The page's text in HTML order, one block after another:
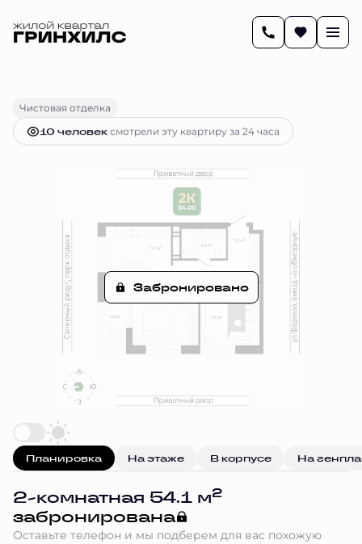
Чистовая отделка
10 человексмотрели эту квартиру за 24 часа
Забронировано
Планировка На этаже В корпусе На
2-комнатная 54.1 м2
забронирована
Оставьте телефон и мы подберем для вас похожую